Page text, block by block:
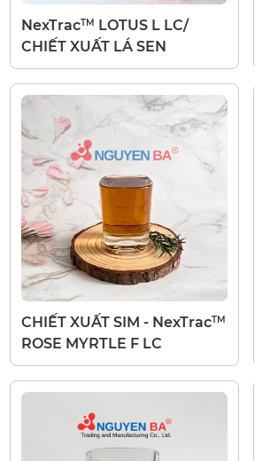
NexTracTM LOTUS L LC/
CHIẾT XUẤT LÁ SEN
CHIẾT XUẤT SIM - NexTracTM
ROSE MYRTLE F LC